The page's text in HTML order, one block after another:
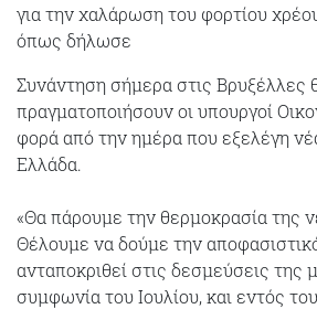
για την χαλάρωση του φορτίου
όπως δήλωσε
Συνάντηση σήμερα στις Βρυξέλλες
πραγματοποιήσουν οι υπουργοί
φορά από την ημέρα που εξελέγη
Ελλάδα.
«Θα πάρουμε την θερμοκρασία της
Θέλουμε να δούμε την
ανταποκριθεί στις δεσμεύσεις της
συμφωνία του Ιουλίου, και εντός